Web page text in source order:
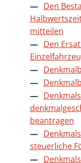
Den
mitteilen
Den
beantragen
steuerliche